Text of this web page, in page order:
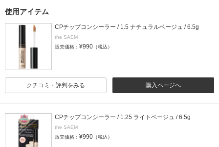
使用アイテム
CPチップコンシーラー / 1.5 ナチュラルベージュ / 6.5g
the SAEM
販売価格： ¥990 （税込）
購入ページへ
クチコミ・評判をみる
CPチップコンシーラー / 1.25 ライトベージュ / 6.5g
the SAEM
販売価格： ¥990 （税込）